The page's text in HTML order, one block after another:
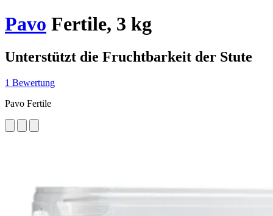
Pavo Fertile, 3 kg
Unterstützt die Fruchtbarkeit der Stute
1 Bewertung
Pavo Fertile